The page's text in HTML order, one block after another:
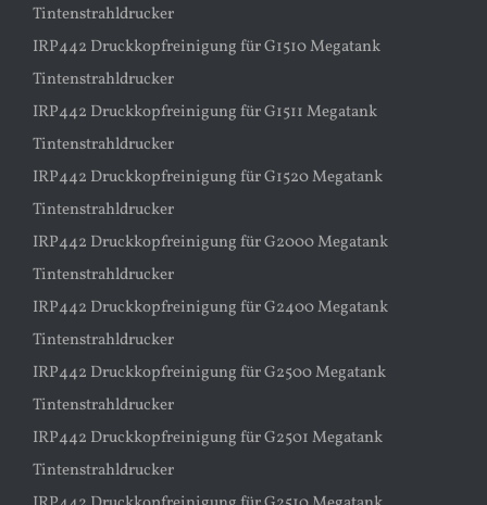
Tintenstrahldrucker
IRP442 Druckkopfreinigung für G1510 Megatank
Tintenstrahldrucker
IRP442 Druckkopfreinigung für G1511 Megatank
Tintenstrahldrucker
IRP442 Druckkopfreinigung für G1520 Megatank
Tintenstrahldrucker
IRP442 Druckkopfreinigung für G2000 Megatank
Tintenstrahldrucker
IRP442 Druckkopfreinigung für G2400 Megatank
Tintenstrahldrucker
IRP442 Druckkopfreinigung für G2500 Megatank
Tintenstrahldrucker
IRP442 Druckkopfreinigung für G2501 Megatank
Tintenstrahldrucker